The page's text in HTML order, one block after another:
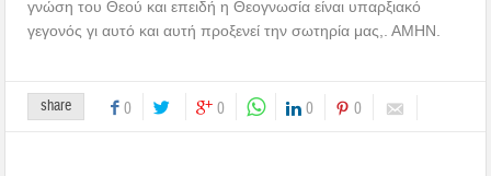
γνώση του Θεού και επειδή η Θεογνωσία είναι υπαρξιακό
γεγονός γι αυτό και αυτή προξενεί την σωτηρία μας,. ΑΜΗΝ.
share 0 0 0 0